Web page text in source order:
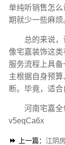
单纯听销售怎
期就少一些麻烦
总的来说，
像宅嘉装饰这
服务流程上具
主根据自身预
断。毕竟，适合
河南宅嘉
v5eqCa6x
上一篇： 江阴房